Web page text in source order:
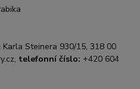
Karla Steinera 930/15, 318 00
telefonní číslo: +420 604